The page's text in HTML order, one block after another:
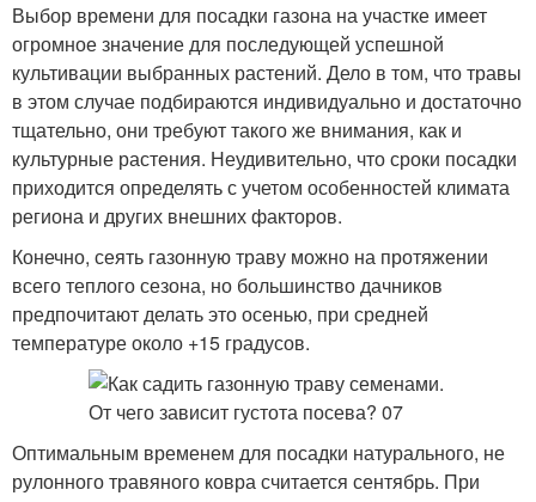
Выбор времени для посадки газона на участке имеет
огромное значение для последующей успешной
культивации выбранных растений. Дело в том, что травы
в этом случае подбираются индивидуально и достаточно
тщательно, они требуют такого же внимания, как и
культурные растения. Неудивительно, что сроки посадки
приходится определять с учетом особенностей климата
региона и других внешних факторов.
Конечно, сеять газонную траву можно на протяжении
всего теплого сезона, но большинство дачников
предпочитают делать это осенью, при средней
температуре около +15 градусов.
Оптимальным временем для посадки натурального, не
рулонного травяного ковра считается сентябрь. При